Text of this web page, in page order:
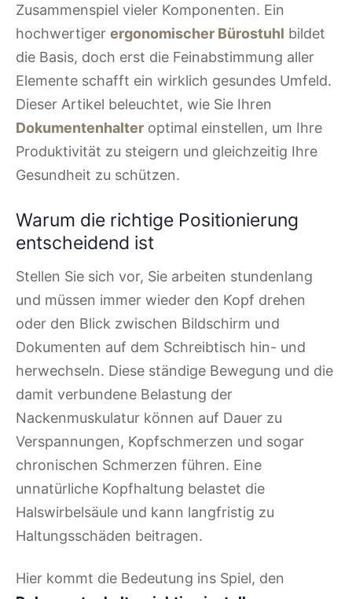
Zusammenspiel vieler Komponenten. Ein
hochwertiger ergonomischer Bürostuhl bildet
die Basis, doch erst die Feinabstimmung aller
Elemente schafft ein wirklich gesundes Umfeld.
Dieser Artikel beleuchtet, wie Sie Ihren
Dokumentenhalter optimal einstellen, um Ihre
Produktivität zu steigern und gleichzeitig Ihre
Gesundheit zu schützen.
Warum die richtige Positionierung
entscheidend ist
Stellen Sie sich vor, Sie arbeiten stundenlang
und müssen immer wieder den Kopf drehen
oder den Blick zwischen Bildschirm und
Dokumenten auf dem Schreibtisch hin- und
herwechseln. Diese ständige Bewegung und die
damit verbundene Belastung der
Nackenmuskulatur können auf Dauer zu
Verspannungen, Kopfschmerzen und sogar
chronischen Schmerzen führen. Eine
unnatürliche Kopfhaltung belastet die
Halswirbelsäule und kann langfristig zu
Haltungsschäden beitragen.
Hier kommt die Bedeutung ins Spiel, den